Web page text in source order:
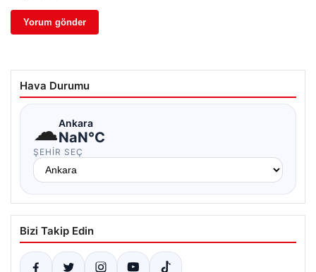
Hava Durumu
☁Ankara
NaN°C
ŞEHIR SEÇ
Bizi Takip Edin